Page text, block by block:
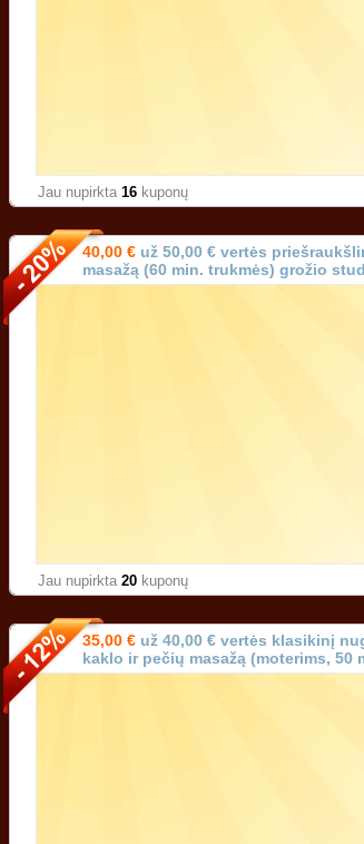
Jau nupirkta 16 kuponų
40,00 € už 50,00 € vertės
masažą (60 min. trukmės) grožio
Kaune!
Jau nupirkta 20 kuponų
35,00 € už 40,00 € vertės klasikinį
kaklo ir pečių masažą (moterims, 50
Lazdynuose Vilniuje!